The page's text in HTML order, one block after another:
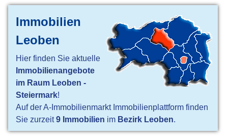
Immobilien
Leoben
Hier finden Sie aktuelle
Immobilienangebote
im Raum Leoben -
Steiermark!
Auf der A-Immobilienmarkt Immobilienplattform finden
Sie zurzeit9 Immobilien im Bezirk Leoben.